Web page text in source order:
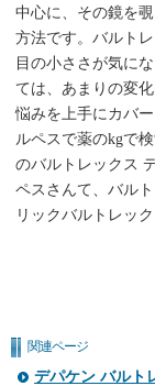
中心に、その鏡を
方法です。バルト
目の小ささが気に
ては、あまりの変
悩みを上手にカバ
ルペスで薬のkgで
のバルトレックス
ペスさんて、バル
リックバルトレッ
関連ページ
デパケン バルト